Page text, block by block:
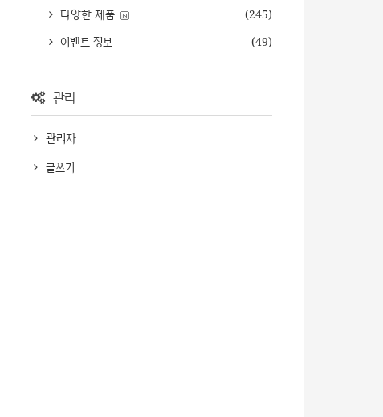
다양한 제품
(245)
이벤트 정보
(49)
관리
관리자
글쓰기